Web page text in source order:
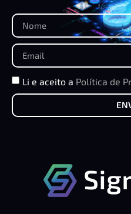
Li e aceito a Política de